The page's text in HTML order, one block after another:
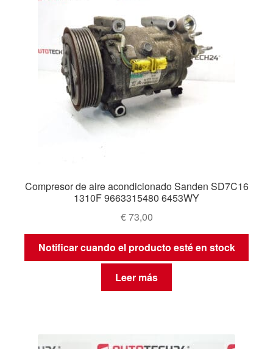
Compresor de aire acondicionado Sanden SD7C16
1310F 9663315480 6453WY
€73,00
Notificar cuando el producto esté en stock
Leer más